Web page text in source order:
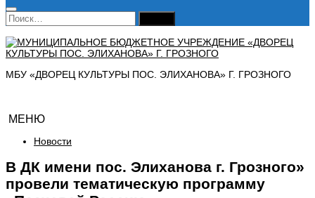
Найти:
МБУ «ДВОРЕЦ КУЛЬТУРЫ ПОС. ЭЛИХАНОВА» Г. ГРОЗНОГО
МЕНЮ
Новости
В ДК имени пос. Элиханова г. Грозного»
провели тематическую программу